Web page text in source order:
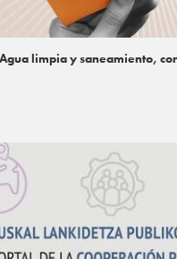
limpia y saneamiento,